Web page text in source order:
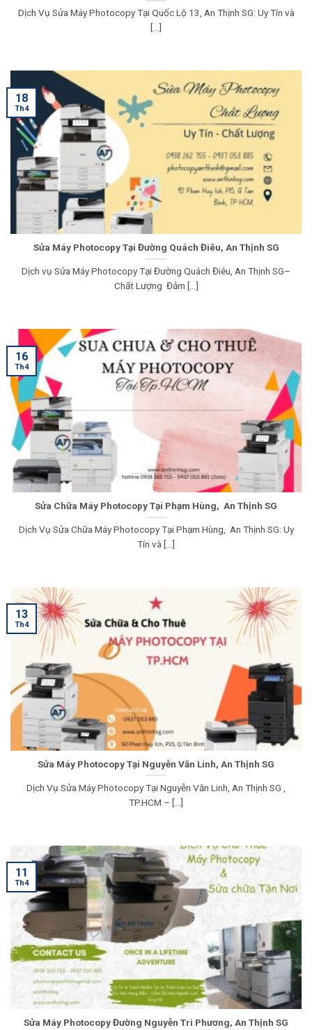
Dịch Vụ Sửa Máy Photocopy Tại Quốc Lộ 13, An Thịnh SG: Uy Tín và
[...]
Sửa Máy Photocopy Tại Đường Quách Điêu, An Thịnh SG
Dịch vụ Sửa Máy Photocopy Tại Đường Quách Điêu, An Thịnh SG–
Chất Lượng Đảm [...]
18
Th4
Sửa Chữa Máy Photocopy Tại Phạm Hùng, An Thịnh SG
Dịch Vụ Sửa Chữa Máy Photocopy Tại Phạm Hùng, An Thịnh SG: Uy
Tín và [...]
16
Th4
Sửa Máy Photocopy Tại Nguyễn Văn Linh, An Thịnh SG
Dịch Vụ Sửa Máy Photocopy Tại Nguyễn Văn Linh, An Thịnh SG ,
TP.HCM – [...]
13
Th4
Sửa Máy Photocopy Đường Nguyễn Tri Phương, An Thịnh SG
11
Th4